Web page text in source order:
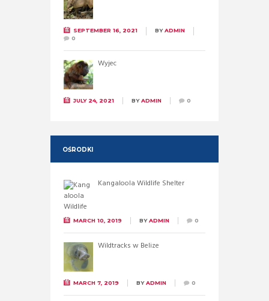
SEPTEMBER 16, 2021 BYADMIN
0
Wyjec
JULY 24, 2021 BYADMIN 0
OŚRODKI
Kangaloola Wildlife Shelter
MARCH 10, 2019 BYADMIN 0
Wildtracks w Belize
MARCH 7, 2019 BYADMIN 0